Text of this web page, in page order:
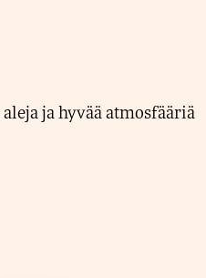
ja hyvää atmosfääriä